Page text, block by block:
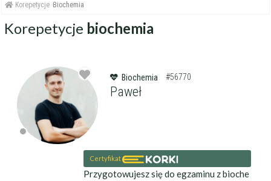
Korepetycje Biochemia
Korepetycje biochemia
Biochemia #56770
Paweł
Certyfikat
Przygotowujesz się do egzaminu z bioche